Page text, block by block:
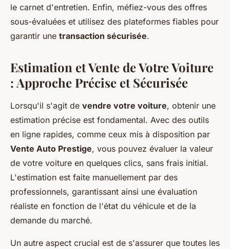
le carnet d'entretien. Enfin, méfiez-vous des offres
sous-évaluées et utilisez des plateformes fiables pour
garantir une transaction sécurisée.
Estimation et Vente de Votre Voiture
: Approche Précise et Sécurisée
Lorsqu'il s'agit de vendre votre voiture, obtenir une
estimation précise est fondamental. Avec des outils
en ligne rapides, comme ceux mis à disposition par
Vente Auto Prestige, vous pouvez évaluer la valeur
de votre voiture en quelques clics, sans frais initial.
L'estimation est faite manuellement par des
professionnels, garantissant ainsi une évaluation
réaliste en fonction de l'état du véhicule et de la
demande du marché.
Un autre aspect crucial est de s'assurer que toutes les